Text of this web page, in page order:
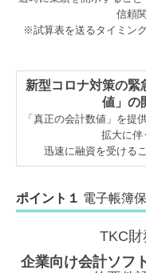
信頼
※試算表を送るタイミン
新型コロナ対策の緊
値」の
「真正の会計数値」を提
拡大に伴
迅速に融資を受ける
ポイント１ 電子帳簿
TKC
企業向け会計ソフ